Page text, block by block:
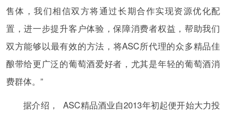
售体，我们相信双方将通过长期合作实现资源优化配
置，进一步提升客户体验，保障消费者权益，帮助我们
双方能够以最有效的方法，将ASC所代理的众多精品佳
酿带给更广泛的葡萄酒爱好者，尤其是年轻的葡萄酒消
费群体。”
据介绍， ASC精品酒业自2013年初起便开始大力投